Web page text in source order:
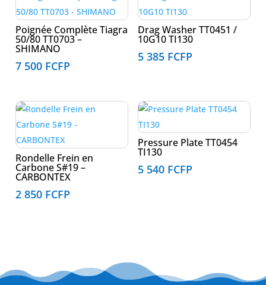
Poignée Complète Tiagra
50/80 TT0703 –
SHIMANO
7 500 FCFP
Drag Washer TT0451 /
10G10 TI130
5 385 FCFP
Rondelle Frein en
Carbone S#19 –
CARBONTEX
2 850 FCFP
Pressure Plate TT0454
TI130
5 540 FCFP